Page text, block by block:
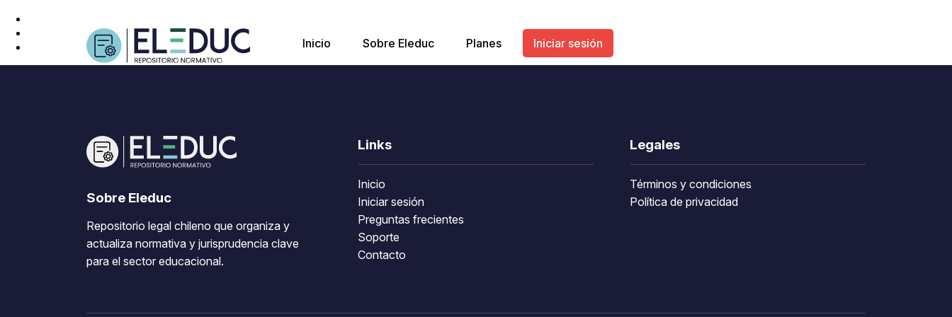
Inicio Sobre Eleduc Planes Iniciar sesión
Sobre Eleduc
Repositorio legal chileno que organiza y
actualiza normativa y jurisprudencia clave
para el sector educacional.
Links
Inicio
Iniciar sesión
Preguntas frecientes
Soporte
Contacto
Legales
Términos y condiciones
Política de privacidad